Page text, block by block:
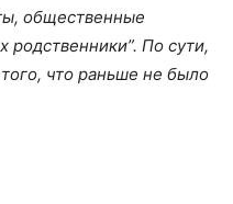
общественные
родственники”. По сути,
что раньше не было